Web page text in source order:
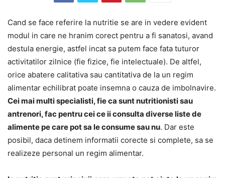
Cand se face referire la nutritie se are in vedere evident
modul in care ne hranim corect pentru a fi sanatosi, avand
destula energie, astfel incat sa putem face fata tuturor
activitatilor zilnice (fie fizice, fie intelectuale). De altfel,
orice abatere calitativa sau cantitativa de la un regim
alimentar echilibrat poate insemna o cauza de imbolnavire.
Cei mai multi specialisti, fie ca sunt nutritionisti sau
antrenori, fac pentru cei ce ii consulta diverse liste de
alimente pe care pot sa le consume sau nu. Dar este
posibil, daca detinem informatii corecte si complete, sa se
realizeze personal un regim alimentar.